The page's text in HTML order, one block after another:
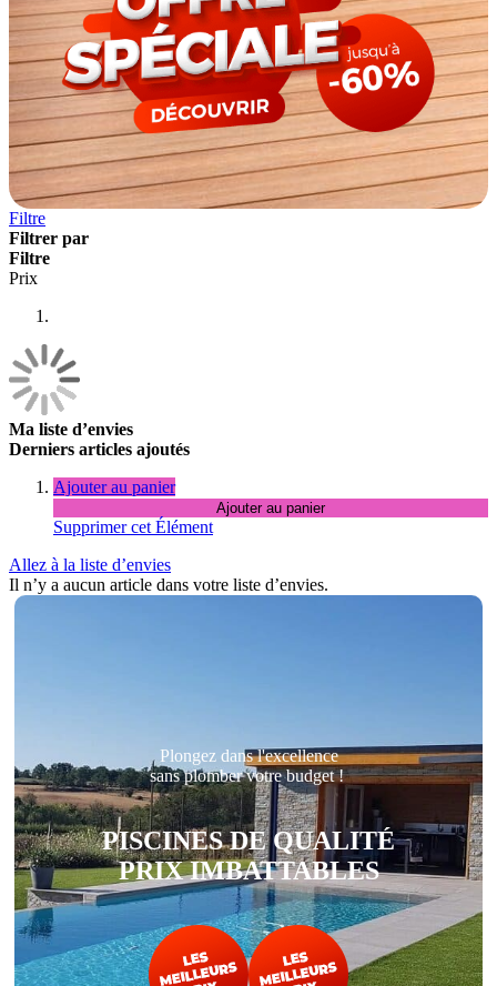
Filtre
Filtrer par
Filtre
Prix
Ma liste d’envies
Derniers articles ajoutés
Ajouter au panier
Ajouter au panier
Supprimer cet Élément
Allez à la liste d’envies
Il n’y a aucun article dans votre liste d’envies.
Plongez dans l'excellence
sans plomber votre budget !
PISCINES DE QUALITÉ
PRIX IMBATTABLES